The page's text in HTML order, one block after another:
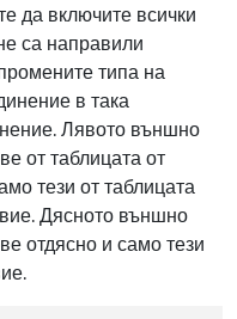
да включите всички
са направили
типа на
в така
Лявото външно
от таблицата от
тези от таблицата
Дясното външно
отдясно и само тези